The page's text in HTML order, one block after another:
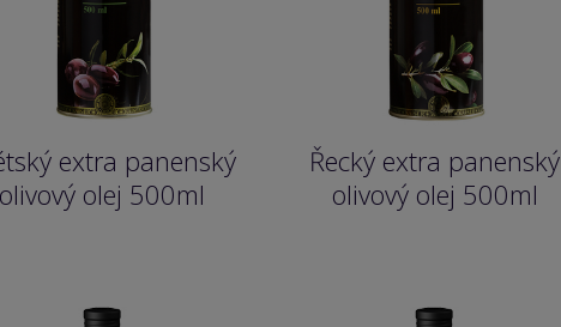
extra panenský
olivový olej 500ml
Řecký extra panenský
olivový olej 500ml